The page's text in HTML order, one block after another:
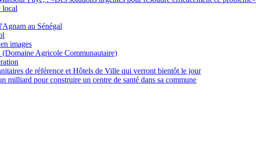
local
au Sénégal
images
Agricole Communautaire)
de référence et Hôtels de Ville qui verront bientôt le jour
milliard pour construire un centre de santé dans sa commune